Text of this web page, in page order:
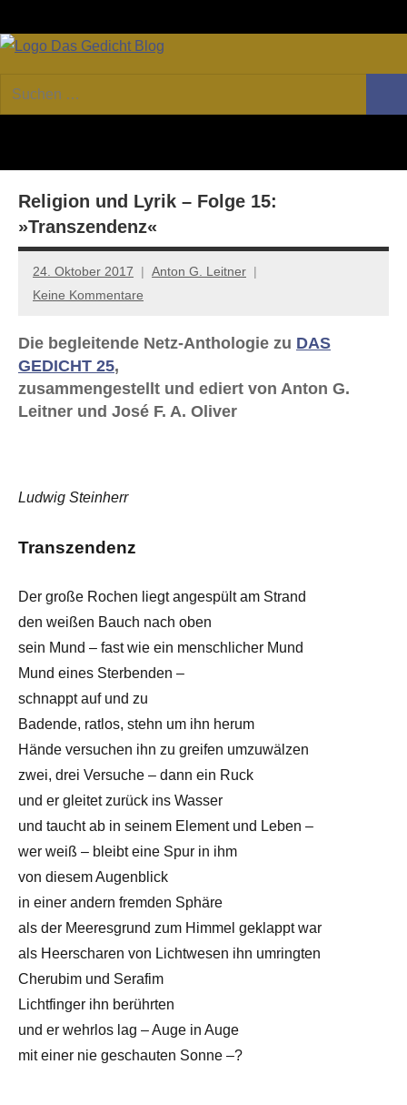
Inhalt
GEDICHT
Forum
von
Lyrik,
Essay
Suchen
nach:
Religion und Lyrik – Folge 15:
»Transzendenz«
24. Oktober 2017
Anton G. Leitner
Keine Kommentare
Die begleitende Netz-Anthologie zu DAS
GEDICHT 25,
zusammengestellt und ediert von Anton G.
Leitner und José F. A. Oliver
Ludwig Steinherr
Transzendenz
Der große Rochen liegt angespült am Strand
den weißen Bauch nach oben
sein Mund – fast wie ein menschlicher Mund
Mund eines Sterbenden –
schnappt auf und zu
Badende, ratlos, stehn um ihn herum
Hände versuchen ihn zu greifen umzuwälzen
zwei, drei Versuche – dann ein Ruck
und er gleitet zurück ins Wasser
und taucht ab in seinem Element und Leben –
wer weiß – bleibt eine Spur in ihm
von diesem Augenblick
in einer andern fremden Sphäre
als der Meeresgrund zum Himmel geklappt war
als Heerscharen von Lichtwesen ihn umringten
Cherubim und Serafim
Lichtfinger ihn berührten
und er wehrlos lag – Auge in Auge
mit einer nie geschauten Sonne –?